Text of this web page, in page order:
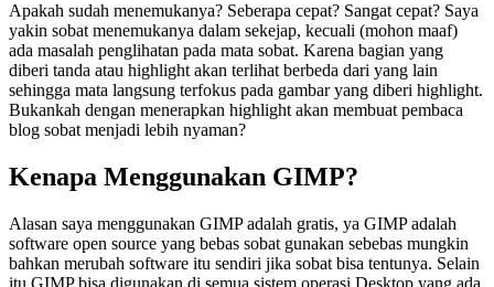
Apakah sudah menemukanya? Seberapa cepat? Sangat cepat? Saya
yakin sobat menemukanya dalam sekejap, kecuali (mohon maaf)
ada masalah penglihatan pada mata sobat. Karena bagian yang
diberi tanda atau highlight akan terlihat berbeda dari yang lain
sehingga mata langsung terfokus pada gambar yang diberi highlight.
Bukankah dengan menerapkan highlight akan membuat pembaca
blog sobat menjadi lebih nyaman?
Kenapa Menggunakan GIMP?
Alasan saya menggunakan GIMP adalah gratis, ya GIMP adalah
software open source yang bebas sobat gunakan sebebas mungkin
bahkan merubah software itu sendiri jika sobat bisa tentunya. Selain